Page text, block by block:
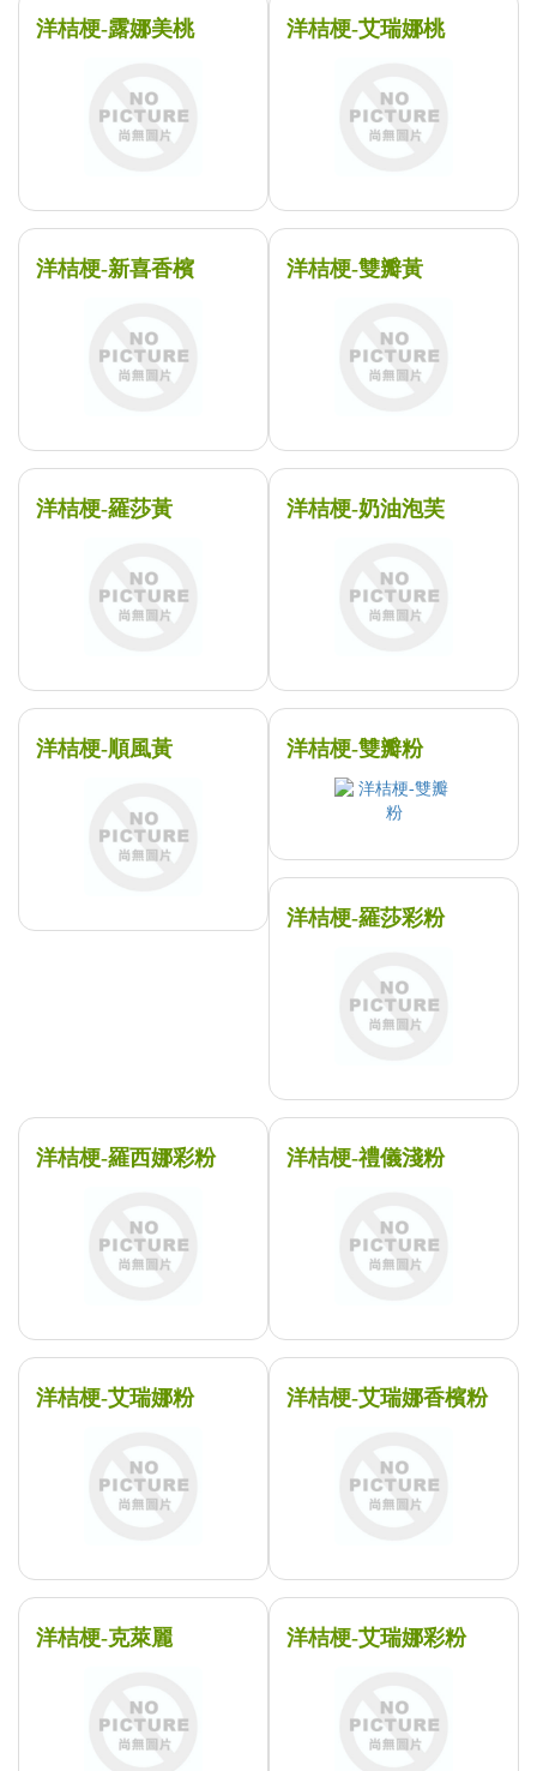
洋桔梗-露娜美桃 洋桔梗-艾瑞娜桃
洋桔梗-新喜香檳 洋桔梗-雙瓣黃
洋桔梗-羅莎黃 洋桔梗-奶油泡芙
洋桔梗-順風黃 洋桔梗-雙瓣粉
洋桔梗-羅莎彩粉
洋桔梗-羅西娜彩粉 洋桔梗-禮儀淺粉
洋桔梗-艾瑞娜粉 洋桔梗-艾瑞娜香檳粉
洋桔梗-克萊麗 洋桔梗-艾瑞娜彩粉